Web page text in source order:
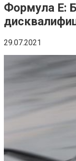
Формула Е:
29.07.2021